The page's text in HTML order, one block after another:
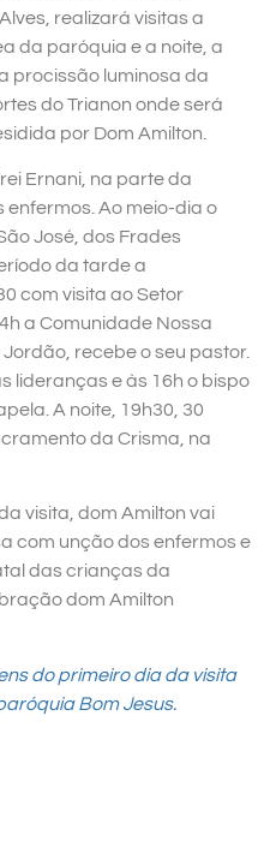
realizará visitas a
da paróquia e a noite, a
procissão luminosa da
do Trianon onde será
por Dom Amilton.
Ernani, na parte da
enfermos. Ao meio-dia o
José, dos Frades
da tarde a
com visita ao Setor
a Comunidade Nossa
recebe o seu pastor.
lideranças e às 16h o bispo
A noite, 19h30, 30
da Crisma, na
visita, dom Amilton vai
com unção dos enfermos e
das crianças da
dom Amilton
do primeiro dia da visita
Bom Jesus.